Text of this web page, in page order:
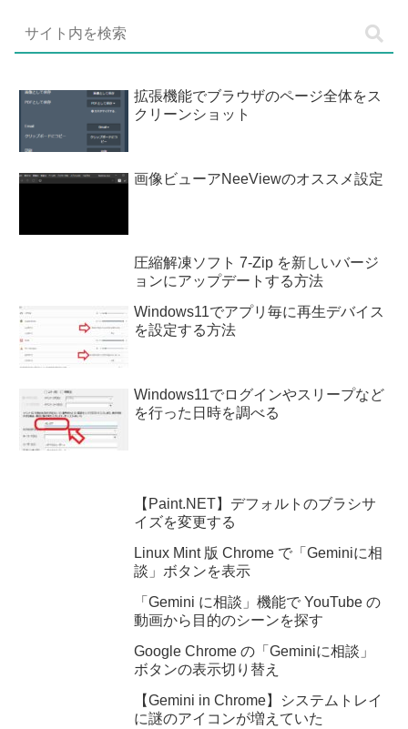
拡張機能でブラウザのページ全体をス
クリーンショット
画像ビューアNeeViewのオススメ設定
圧縮解凍ソフト 7-Zip を新しいバージ
ョンにアップデートする方法
Windows11でアプリ毎に再生デバイス
を設定する方法
Windows11でログインやスリープなど
を行った日時を調べる
【Paint.NET】デフォルトのブラシサ
イズを変更する
Linux Mint 版 Chrome で「Geminiに相
談」ボタンを表示
「Gemini に相談」機能で YouTube の
動画から目的のシーンを探す
Google Chrome の「Geminiに相談」
ボタンの表示切り替え
【Gemini in Chrome】システムトレイ
に謎のアイコンが増えていた